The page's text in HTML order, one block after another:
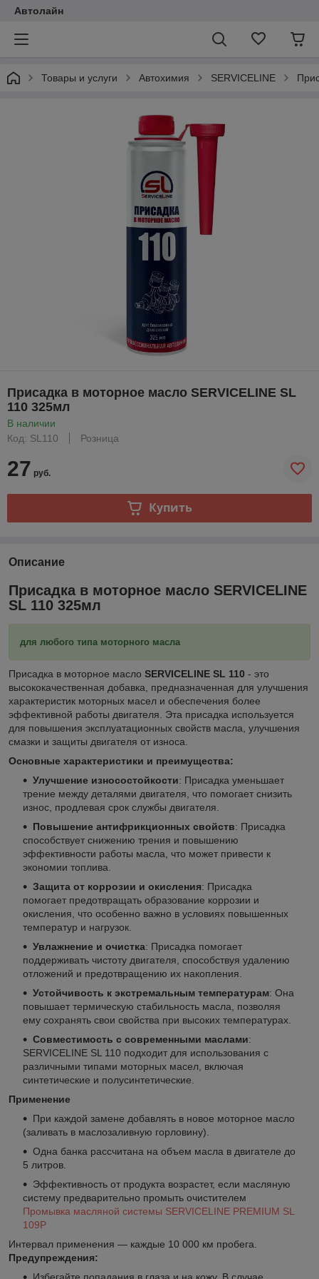
Автолайн
Товары и услуги Автохимия SERVICELINE
Присадка в моторное масло SERVICELINE SL
110 325мл
В наличии
Код: SL110
Розница
27 руб.
Купить
Описание
Присадка в моторное масло SERVICELINE
SL 110 325мл
для любого типа моторного масла
Присадка в моторное масло SERVICELINE SL 110 - это
высококачественная добавка, предназначенная для улучшения
характеристик моторных масел и обеспечения более
эффективной работы двигателя. Эта присадка используется
для повышения эксплуатационных свойств масла, улучшения
смазки и защиты двигателя от износа.
Основные характеристики и преимущества:
Улучшение износостойкости: Присадка уменьшает
трение между деталями двигателя, что помогает снизить
износ, продлевая срок службы двигателя.
Повышение антифрикционных свойств: Присадка
способствует снижению трения и повышению
эффективности работы масла, что может привести к
экономии топлива.
Защита от коррозии и окисления: Присадка
помогает предотвращать образование коррозии и
окисления, что особенно важно в условиях повышенных
температур и нагрузок.
Увлажнение и очистка: Присадка помогает
поддерживать чистоту двигателя, способствуя удалению
отложений и предотвращению их накопления.
Устойчивость к экстремальным температурам: Она
повышает термическую стабильность масла, позволяя
ему сохранять свои свойства при высоких температурах.
Совместимость с современными маслами:
SERVICELINE SL 110 подходит для использования с
различными типами моторных масел, включая
синтетические и полусинтетические.
Применение
При каждой замене добавлять в новое моторное масло
(заливать в маслозаливную горловину).
Одна банка рассчитана на объем масла в двигателе до
5 литров.
Эффективность от продукта возрастет, если масляную
систему предварительно промыть очистителем
Промывка масляной системы SERVICELINE PREMIUM SL
109P
Интервал применения — каждые 10 000 км пробега.
Предупреждения: